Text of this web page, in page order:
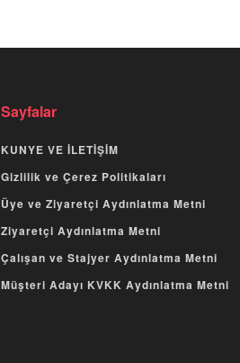
Sayfalar
KUNYE VE İLETİŞİM
Gizlilik ve Çerez Politikaları
Üye ve Ziyaretçi Aydınlatma Metni
Ziyaretçi Aydınlatma Metni
Çalışan ve Stajyer Aydınlatma Metni
Müşteri Adayı KVKK Aydınlatma Metni